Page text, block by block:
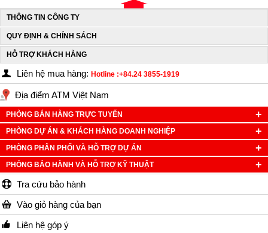
THÔNG TIN CÔNG TY
QUY ĐỊNH & CHÍNH SÁCH
HỖ TRỢ KHÁCH HÀNG
Liên hệ mua hàng: Hotline :+84.24 3855-1919
Địa điểm ATM Việt Nam
PHÒNG BÁN HÀNG TRỰC TUYẾN
PHÒNG DỰ ÁN & KHÁCH HÀNG DOANH NGHIỆP
PHÒNG PHÂN PHỐI VÀ HỖ TRỢ DỰ ÁN
PHÒNG BẢO HÀNH VÀ HỖ TRỢ KỸ THUẬT
Tra cứu bảo hành
Vào giỏ hàng của bạn
Liên hệ góp ý